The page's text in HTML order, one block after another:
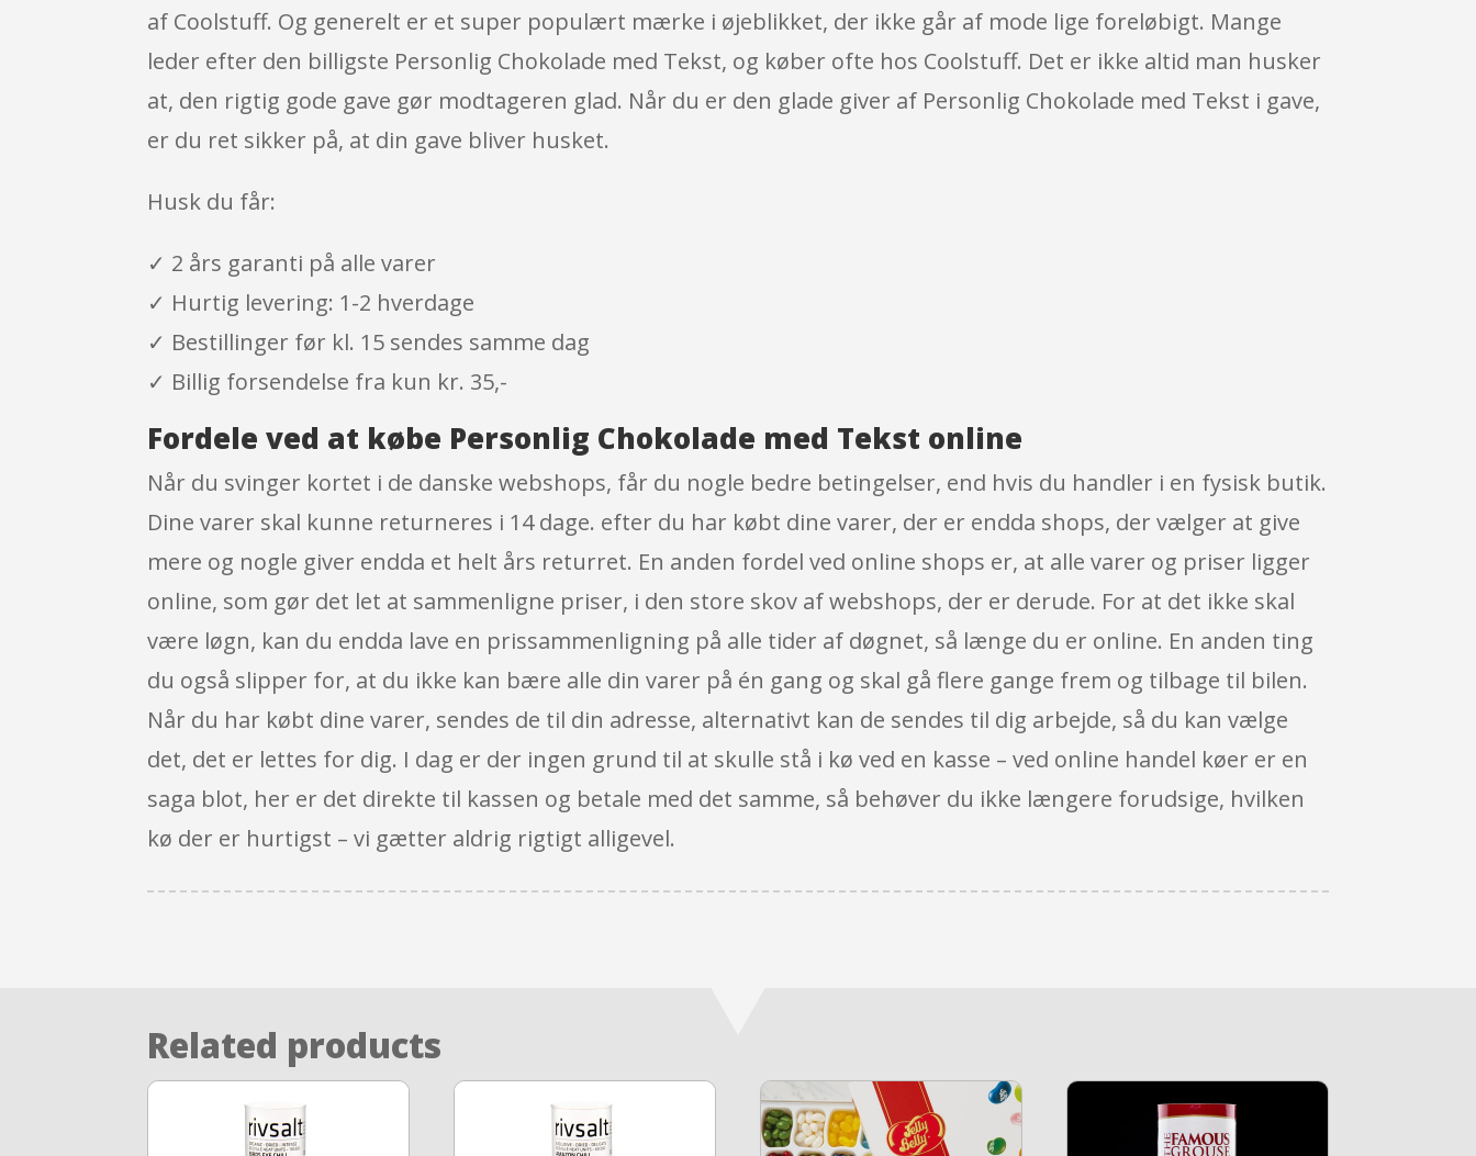
af Coolstuff. Og generelt er et super populært mærke i øjeblikket, der ikke går af mode lige foreløbigt. Mange
leder efter den billigste Personlig Chokolade med Tekst, og køber ofte hos Coolstuff. Det er ikke altid man husker
at, den rigtig gode gave gør modtageren glad. Når du er den glade giver af Personlig Chokolade med Tekst i gave,
er du ret sikker på, at din gave bliver husket.
Husk du får:
✓ 2 års garanti på alle varer
✓ Hurtig levering: 1-2 hverdage
✓ Bestillinger før kl. 15 sendes samme dag
✓ Billig forsendelse fra kun kr. 35,-
Fordele ved at købe Personlig Chokolade med Tekst online
Når du svinger kortet i de danske webshops, får du nogle bedre betingelser, end hvis du handler i en fysisk butik.
Dine varer skal kunne returneres i 14 dage. efter du har købt dine varer, der er endda shops, der vælger at give
mere og nogle giver endda et helt års returret. En anden fordel ved online shops er, at alle varer og priser ligger
online, som gør det let at sammenligne priser, i den store skov af webshops, der er derude. For at det ikke skal
være løgn, kan du endda lave en prissammenligning på alle tider af døgnet, så længe du er online. En anden ting
du også slipper for, at du ikke kan bære alle din varer på én gang og skal gå flere gange frem og tilbage til bilen.
Når du har købt dine varer, sendes de til din adresse, alternativt kan de sendes til dig arbejde, så du kan vælge
det, det er lettes for dig. I dag er der ingen grund til at skulle stå i kø ved en kasse – ved online handel køer er en
saga blot, her er det direkte til kassen og betale med det samme, så behøver du ikke længere forudsige, hvilken
kø der er hurtigst – vi gætter aldrig rigtigt alligevel.
Related products